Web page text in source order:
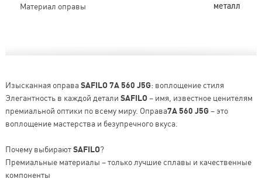
Материал оправы металл
Изысканная оправаSAFILO 7A 560 J5G: воплощение стиля
Элегантность в каждой детали SAFILO– имя, известное ценителям
премиальной оптики по всему миру. Оправа7A 560 J5G– это
воплощение мастерства и безупречного вкуса.
Почему выбираютSAFILO?
Премиальные материалы – только лучшие сплавы и качественные
компоненты